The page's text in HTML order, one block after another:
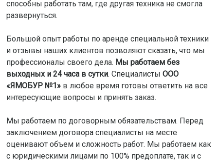
способны работать там, где другая техника не смогла
развернуться.
Большой опыт работы по аренде специальной техники
и отзывы наших клиентов позволяют сказать, что мы
профессионалы своего дела. Мы работаем без
выходных и 24 часа в сутки. Специалисты ООО
«ЯМОБУР №1»в любое время готовы ответить на все
интересующие вопросы и принять заказ.
Мы работаем по договорным обязательствам. Перед
заключением договора специалисты на месте
оценивают объем и сложность работ. Мы работаем как
с юридическими лицами по 100% предоплате, так и с